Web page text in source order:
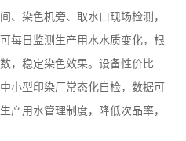
、染色机旁、取水口现场检测，
每日监测生产用水水质变化，根
，稳定染色效果。设备性价比
小型印染厂常态化自检，数据可
产用水管理制度，降低次品率，